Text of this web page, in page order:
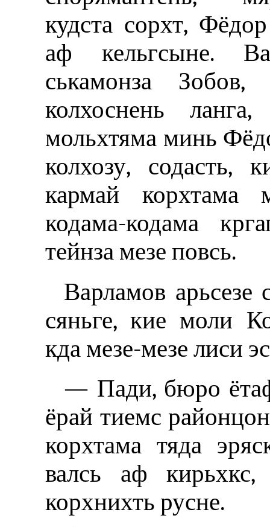
кудста сорхт,
аф кельгсыне.
ськамонза
колхоснень
мольхтяма минь
колхозу, содасть,
кармай корхтама
кодама-кодама
тейнза мезе повсь.
Варламов
сяньге, кие моли
кда мезе-мезе лиси
— Пади, бюро
ёрай тиемс
корхтама тяда
валсь аф
корхнихть русне.